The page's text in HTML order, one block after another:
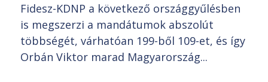
Fidesz-KDNP a következő országgyűlésben
is megszerzi a mandátumok abszolút
többségét, várhatóan 199-ből 109-et, és így
Orbán Viktor marad Magyarország...